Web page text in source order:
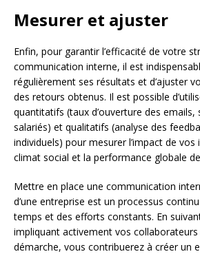
Mesurer et ajuster
Enfin, pour garantir l’efficacité de votre
communication interne, il est
régulièrement ses résultats et d’ajuster
des retours obtenus. Il est possible
quantitatifs (taux d’ouverture des emails,
salariés) et qualitatifs (analyse des
individuels) pour mesurer l’impact de vos
climat social et la performance globale
Mettre en place une communication
d’une entreprise est un processus
temps et des efforts constants. En
impliquant activement vos
démarche, vous contribuerez à créer un